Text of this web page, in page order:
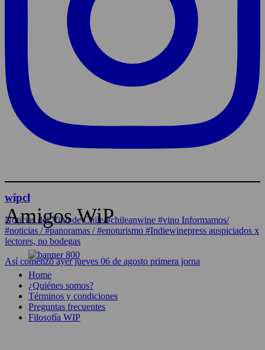
wipcl
Noticias del Vino de Chile/#chileanwine #vino Informamos/
#noticias / #panoramas / #enoturismo #Indiewinepress auspiciados x
lectores, no bodegas
Así comenzó ayer jueves 06 de agosto primera jorna
Amigos WiP
Home
¿Quiénes somos?
Términos y condiciones
Preguntas frecuentes
Filosofía WIP